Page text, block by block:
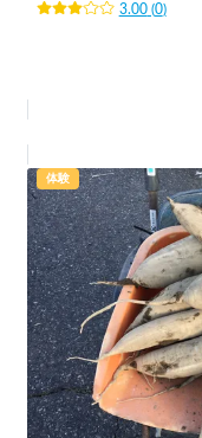
3.00(0)
体験